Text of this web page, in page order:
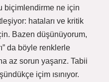
biçimlendirme ne için
hataları ve kritik
Bazen düşünüyorum,
da böyle renklerle
az sorun yaşarız. Tabii
içim ısınıyor.